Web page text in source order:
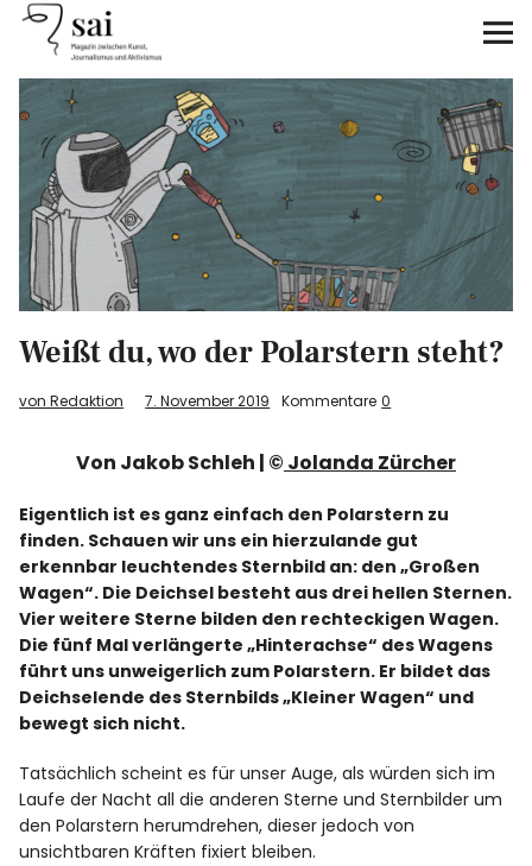
sai
Unterstützen
Klimagerechtigkeit
Antirassismus
Feminismen
Kunst&Literatur
FacebookInstagram
Weißt du, wo der Polarstern steht?
von Redaktion 7. November 2019 Kommentare 0
Von Jakob Schleh | © Jolanda Zürcher
Eigentlich ist es ganz einfach den Polarstern zu
finden. Schauen wir uns ein hierzulande gut
erkennbar leuchtendes Sternbild an: den „Großen
Wagen“. Die Deichsel besteht aus drei hellen Sternen.
Vier weitere Sterne bilden den rechteckigen Wagen.
Die fünf Mal verlängerte „Hinterachse“ des Wagens
führt uns unweigerlich zum Polarstern. Er bildet das
Deichselende des Sternbilds „Kleiner Wagen“ und
bewegt sich nicht.
Tatsächlich scheint es für unser Auge, als würden sich im
Laufe der Nacht all die anderen Sterne und Sternbilder um
den Polarstern herumdrehen, dieser jedoch von
unsichtbaren Kräften fixiert bleiben.